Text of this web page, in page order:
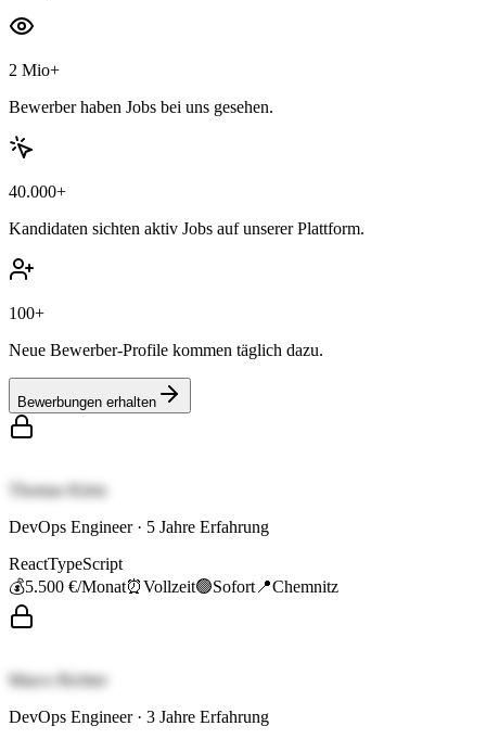
2 Mio+
Bewerber haben Jobs bei uns gesehen.
40.000+
Kandidaten sichten aktiv Jobs auf unserer Plattform.
100+
Neue Bewerber-Profile kommen täglich dazu.
Bewerbungen erhalten
Thomas Klein
DevOps Engineer· 5 Jahre Erfahrung
ReactTypeScript
💰5.500 €/Monat⏰Vollzeit🟢Sofort 📍Chemnitz
Marco Richter
DevOps Engineer· 3 Jahre Erfahrung